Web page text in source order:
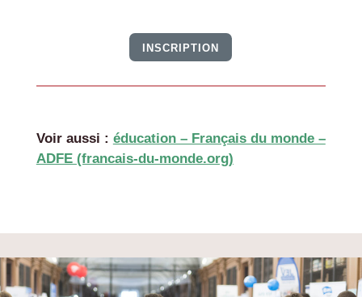
INSCRIPTION
Voir aussi : éducation – Français du monde –
ADFE (francais-du-monde.org)